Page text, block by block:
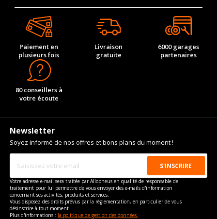
Paiement en
plusieurs fois
Livraison
gratuite
6000 garages
partenaires
80 conseillers à
votre écoute
Newsletter
Soyez informé de nos offres et bons plans du moment !
Votre adresse e-mail sera traitée par Allopneus en qualité de responsable de
traitement pour lui permettre de vous envoyer des e-mails d'information
concernant ses activités, produits et services.
Vous disposez des droits prévus par la règlementation, en particulier de vous
désinscrire à tout moment.
Plus d'informations : la politique de gestion des données.